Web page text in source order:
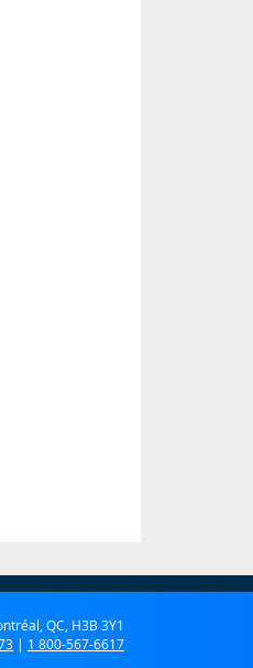
QC, H3B 3Y1
| 1 800-567-6617